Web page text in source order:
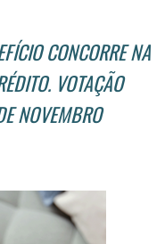
CONCORRE NA
VOTAÇÃO
NOVEMBRO